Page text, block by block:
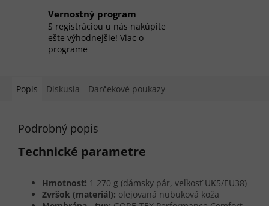
Vernostný program
S registráciou u nás nakúpite
ešte výhodnejšie! Viac o
programe
Popis Diskusia Darčekové poukazy
Podrobný popis
Technické parametre
Hmotnosť: 1 270 g (dámsky pár, veľkosť UK5/EU38)
Zvršok (materiál): olejovaná nubuková koža